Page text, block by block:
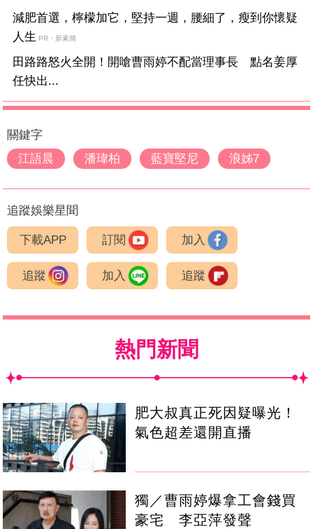
減肥首選，檸檬加它，堅持一週，腰細了，瘦到你懷疑
人生 PR・新素簡
田路路怒火全開！開嗆曹雨婷不配當理事長 點名姜厚
任快出...
關鍵字
江語晨
潘瑋柏 藍寶堅尼 浪姊7
追蹤娛樂星聞
下載APP 訂閱 加入
追蹤 加入 追蹤
熱門新聞
肥大叔真正死因疑曝光！
氣色超差還開直播
獨／曹雨婷爆拿工會錢買
豪宅 李亞萍發聲